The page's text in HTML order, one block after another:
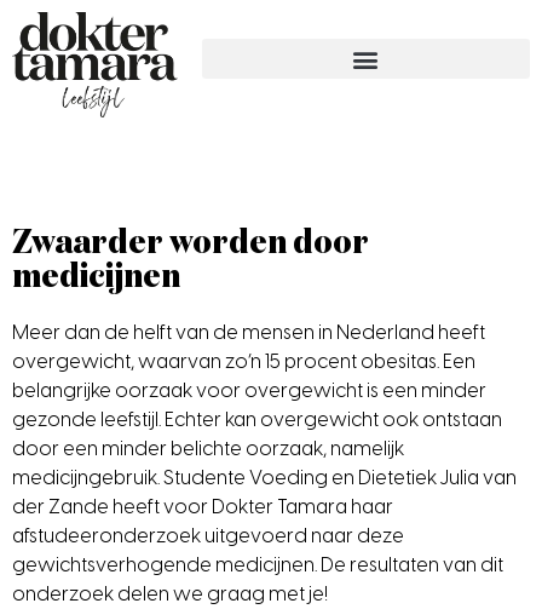
Zwaarder worden door
medicijnen
Meer dan de helft van de mensen in Nederland heeft
overgewicht, waarvan zo’n 15 procent obesitas. Een
belangrijke oorzaak voor overgewicht is een minder
gezonde leefstijl. Echter kan overgewicht ook ontstaan
door een minder belichte oorzaak, namelijk
medicijngebruik. Studente Voeding en DietetiekJulia van
der Zande heeftvoor Dokter Tamara haar
afstudeeronderzoek uitgevoerd naar deze
gewichtsverhogende medicijnen. De resultaten van dit
onderzoek delen we graag met je!